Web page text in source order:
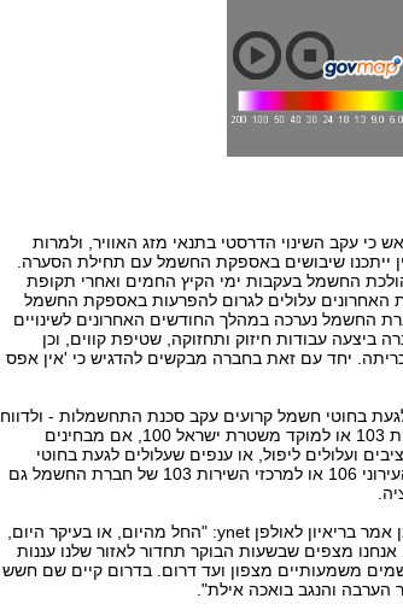
כי עקב השינוי הדרסטי בתנאי מזג האוויר, ולמרות
ייתכנו שיבושים באספקת החשמל עם תחילת הסערה.
החשמל בעקבות ימי הקיץ החמים ואחרי תקופת
האחרונים עלולים לגרום להפרעות באספקת החשמל
החשמל נערכה במהלך החודשים האחרונים לשינויים
ביצעה עבודות חיזוק ותחזוקה, שטיפת קווים, וכן
יחד עם זאת בחברה מבקשים להדגיש כי 'אין אפס
בחוטי חשמל קרועים עקב סכנת התחשמלות - ולדווח
על כך מיידית למרכז השירות 103 או למוקד משטרת ישראל 100, אם מבחינים
ועלולים ליפול, או ענפים שעלולים לגעת בחוטי
חשמל, יש להודיע למוקד העירוני 106 או למרכזי השירות 103 של חברת החשמל גם
חזאי "מטאו-טק" צחי וקסמן אמר בריאיון לאולפן ynet: "החל מהיום, או בעיקר היום,
אנחנו מצפים שבשעות הבוקר תחדור לאזור שלנו עננות
משמעותיים מצפון ועד דרום. בדרום קיים שם חשש
הערבה והנגב בואכה אילת".